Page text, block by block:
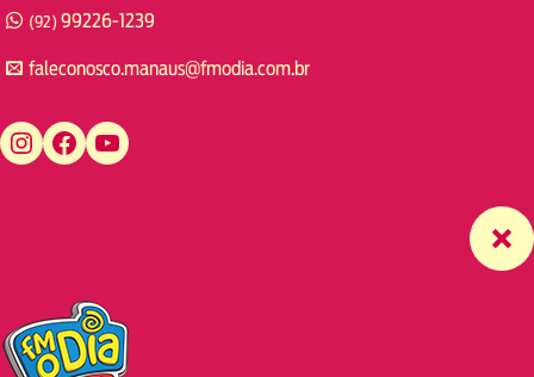
(92) 99226-1239
faleconosco.manaus@fmodia.com.br
https://www.instagram.com/fmodiamanaus/ https://www.facebook.com/fmodiamanaus https://www.youtube.com/user/radiofmodia